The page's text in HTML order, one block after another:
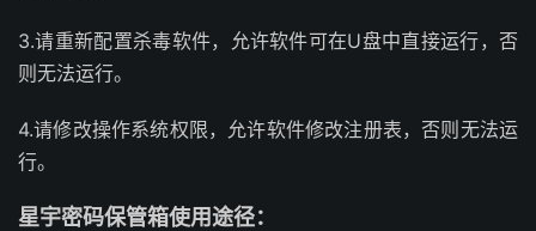
3.请重新配置杀毒软件，允许软件可在U盘中直接运行，否
则无法运行。
4.请修改操作系统权限，允许软件修改注册表，否则无法运
行。
星宇密码保管箱使用途径：